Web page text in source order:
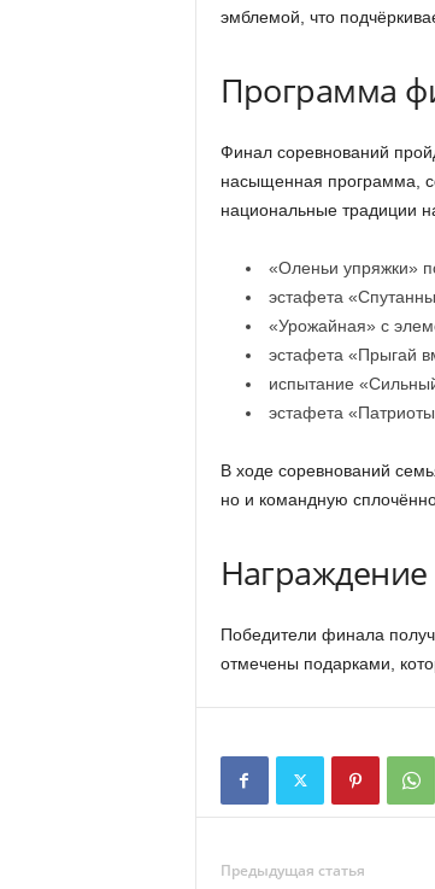
эмблемой, что
Программа
Финал соревнований
насыщенная программа,
национальные традиции
«Оленьи упряжки»
эстафета
«Урожайная» с
эстафета «Прыгай
испытание
эстафета
В ходе соревнований
но и командную
Награждение
Победители финала
отмечены подарками,
Предыдущая статья